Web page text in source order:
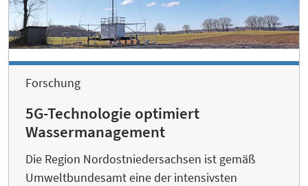
Forschung
5G-Technologie optimiert
Wassermanagement
Die Region Nordostniedersachsen ist gemäß
Umweltbundesamt eine der intensivsten